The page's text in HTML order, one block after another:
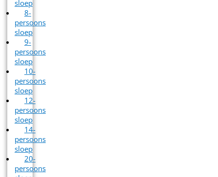
sloep
8-
persoons
sloep
9-
persoons
sloep
10-
persoons
sloep
12-
persoons
sloep
14-
persoons
sloep
20-
persoons